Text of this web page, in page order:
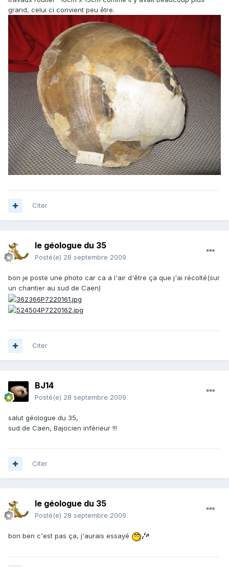
grand, celui ci convient peu être.
Citer
le géologue du 35
Posté(e) 28 septembre 2009
bon je poste une photo car ca a l'air d'être ça que j'ai récolté(sur
un chantier au sud de Caen)
Citer
BJ14
Posté(e) 28 septembre 2009
salut géologue du 35,
sud de Caen, Bajocien inférieur !!!
Citer
le géologue du 35
Posté(e) 28 septembre 2009
bon ben c'est pas ça, j'aurais essayé